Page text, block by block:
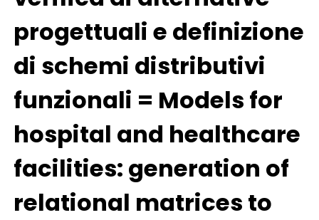
progettuali e definizione
di schemi distributivi
funzionali = Models for
hospital and healthcare
facilities: generation of
relational matrices to